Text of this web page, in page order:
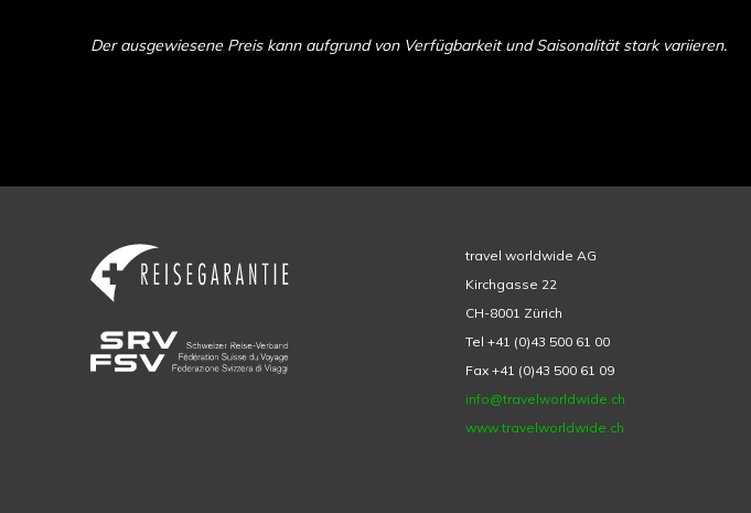
Der ausgewiesene Preis kann aufgrund von Verfügbarkeit und Saisonalität stark variieren.
travel worldwide AG
Kirchgasse 22
CH-8001 Zürich
Tel +41 (0)43 500 61 00
Fax +41 (0)43 500 61 09
info@travelworldwide.ch
www.travelworldwide.ch